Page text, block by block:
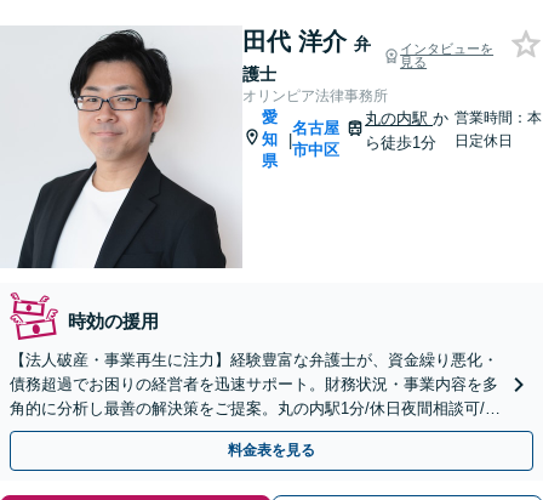
田代 洋介 弁
護士
インタビューを
見る
オリンピア法律事務所
愛
知
県
|
名古屋
市中区
丸の内駅か
ら徒歩1分
営業時間：本
日定休日
時効の援用
【法人破産・事業再生に注力】経験豊富な弁護士が、資金繰り悪化・
債務超過でお困りの経営者を迅速サポート。財務状況・事業内容を多
角的に分析し最善の解決策をご提案。丸の内駅1分/休日夜間相談可/W
EB面談対応
料金表を見る